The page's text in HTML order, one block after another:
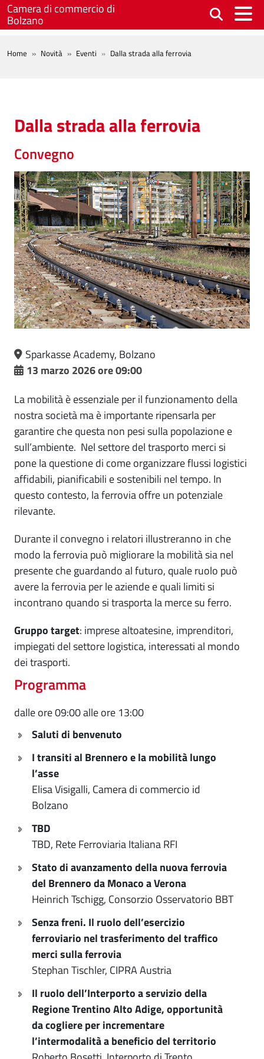
Salta al contenuto principale
Camera di commercio di
Bolzano
BREADCRUMB
Home Novità Eventi Dalla strada alla ferrovia
Dalla strada alla ferrovia
Convegno
Sparkasse Academy, Bolzano
13 marzo 2026 ore 09:00
La mobilità è essenziale per il funzionamento della
nostra società ma è importante ripensarla per
garantire che questa non pesi sulla popolazione e
sull’ambiente. Nel settore del trasporto merci si
pone la questione di come organizzare flussi logistici
affidabili, pianificabili e sostenibili nel tempo. In
questo contesto, la ferrovia offre un potenziale
rilevante.
Durante il convegno i relatori illustreranno in che
modo la ferrovia può migliorare la mobilità sia nel
presente che guardando al futuro, quale ruolo può
avere la ferrovia per le aziende e quali limiti si
incontrano quando si trasporta la merce su ferro.
Gruppo target: imprese altoatesine, imprenditori,
impiegati del settore logistica, interessati al mondo
dei trasporti.
Programma
dalle ore 09:00 alle ore 13:00
Saluti di benvenuto
I transiti al Brennero e la mobilità lungo
l’asse
Elisa Visigalli, Camera di commercio id
Bolzano
TBD
TBD, Rete Ferroviaria Italiana RFI
Stato di avanzamento della nuova ferrovia
del Brennero da Monaco a Verona
Heinrich Tschigg, Consorzio Osservatorio BBT
Senza freni. Il ruolo dell’esercizio
ferroviario nel trasferimento del traffico
merci sulla ferrovia
Stephan Tischler, CIPRA Austria
Il ruolo dell’Interporto a servizio della
Regione Trentino Alto Adige, opportunità
da cogliere per incrementare
l’intermodalità a beneficio del territorio